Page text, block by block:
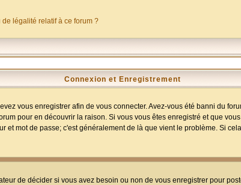
légalité relatif à ce forum ?
Connexion et Enregistrement
vous enregistrer afin de vous connecter. Avez-vous été banni du
pour en découvrir la raison. Si vous vous êtes enregistré et que
et mot de passe; c'est généralement de là que vient le problème. Si
de décider si vous avez besoin ou non de vous enregistrer pour